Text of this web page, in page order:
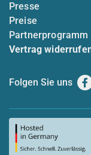
Presse
Preise
Partnerprogramm
Vertrag
Folgen Sie uns